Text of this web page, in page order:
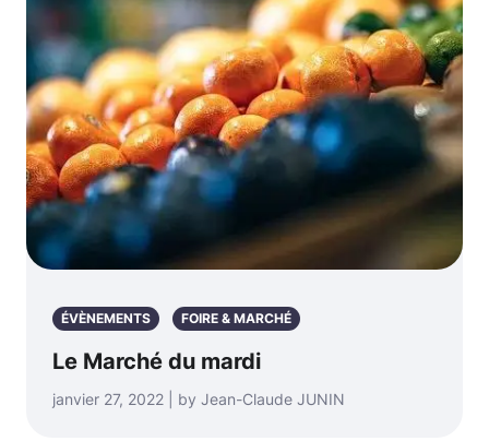
ÉVÈNEMENTS FOIRE & MARCHÉ
Le Marché du mardi
janvier 27, 2022 | by Jean-Claude JUNIN